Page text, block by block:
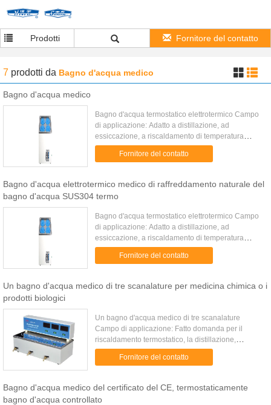
Prodotti Fornitore del contatto
7 prodotti da Bagno d'acqua medico
Bagno d'acqua medico
Bagno d'acqua termostatico elettrotermico Campo
di applicazione: Adatto a distillazione, ad
essiccazione, a riscaldamento di temperatura
costante e di concentrazione dei prodotti chimici, a
prodotti biologici, ...
Fornitore del contatto
Bagno d'acqua elettrotermico medico di raffreddamento naturale del
bagno d'acqua SUS304 termo
Bagno d'acqua termostatico elettrotermico Campo
di applicazione: Adatto a distillazione, ad
essiccazione, a riscaldamento di temperatura
costante e di concentrazione dei prodotti chimici, a
prodotti biologici, ...
Fornitore del contatto
Un bagno d'acqua medico di tre scanalature per medicina chimica o i
prodotti biologici
Un bagno d'acqua medico di tre scanalature
Campo di applicazione: Fatto domanda per il
riscaldamento termostatico, la distillazione,
l'essiccazione, la concentrazione e la macchia
calda per medicina chimica o i ...
Fornitore del contatto
Bagno d'acqua medico del certificato del CE, termostaticamente
bagno d'acqua controllato